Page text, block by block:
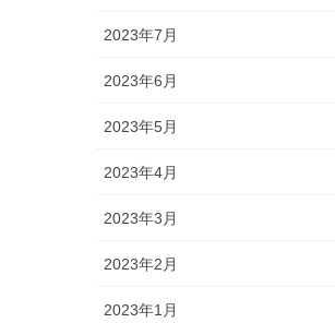
2023年7月
2023年6月
2023年5月
2023年4月
2023年3月
2023年2月
2023年1月